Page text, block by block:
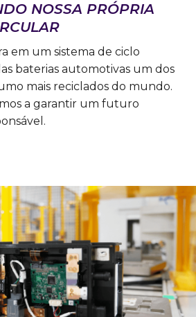
NOSSA PRÓPRIA
em um sistema de ciclo
baterias automotivas um dos
mais reciclados do mundo.
a garantir um futuro